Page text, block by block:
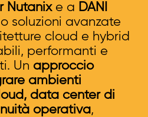
Nutanixe a DANI
soluzioni avanzate
cloud e hybrid
performanti e
Un approccio
ambienti
data center di
operativa,